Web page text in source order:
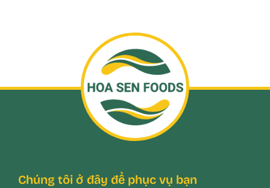
Chúng tôi ở đây để phục vụ bạn